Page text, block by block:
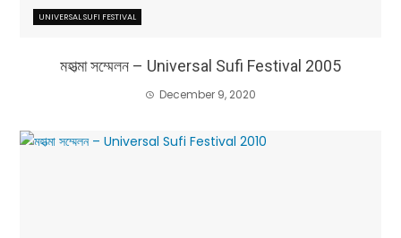
UNIVERSAL SUFI FESTIVAL
মহাত্মা সম্মেলন – Universal Sufi Festival 2005
December 9, 2020